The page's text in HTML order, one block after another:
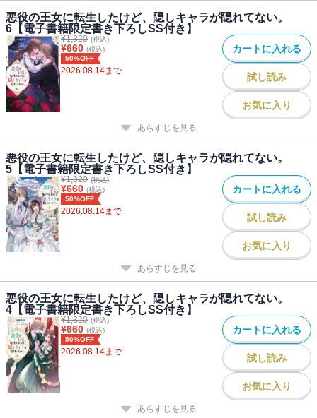
悪役の王女に転生したけど、隠しキャラが隠れてない。
6【電子書籍限定書き下ろしSS付き】
¥1,320 (税込)
¥660 (税込)
50%OFF
2026.08.14まで
カートに入れる
試し読み
お気に入り
あらすじを見る
悪役の王女に転生したけど、隠しキャラが隠れてない。
5【電子書籍限定書き下ろしSS付き】
¥1,320 (税込)
¥660 (税込)
50%OFF
2026.08.14まで
カートに入れる
試し読み
お気に入り
あらすじを見る
悪役の王女に転生したけど、隠しキャラが隠れてない。
4【電子書籍限定書き下ろしSS付き】
¥1,320 (税込)
¥660 (税込)
50%OFF
2026.08.14まで
カートに入れる
試し読み
お気に入り
あらすじを見る